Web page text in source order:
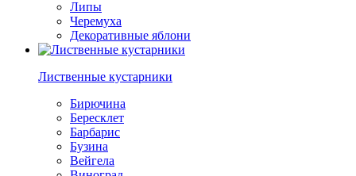
Липы
Черемуха
Декоративные яблони
Лиственные кустарники
Бирючина
Бересклет
Барбарис
Бузина
Вейгела